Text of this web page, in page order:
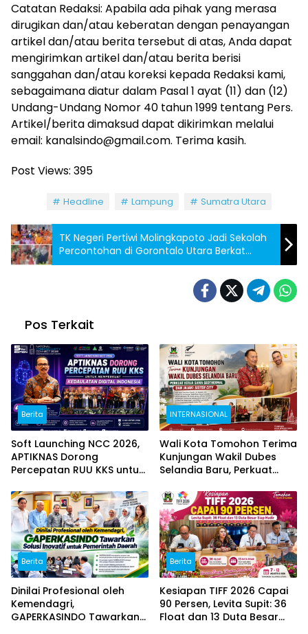
Catatan Redaksi: Apabila ada pihak yang merasa
dirugikan dan/atau keberatan dengan penayangan
artikel dan/atau berita tersebut di atas, Anda dapat
mengirimkan artikel dan/atau berita berisi
sanggahan dan/atau koreksi kepada Redaksi kami,
sebagaimana diatur dalam Pasal 1 ayat (11) dan (12)
Undang-Undang Nomor 40 tahun 1999 tentang Pers.
Artikel/berita dimaksud dapat dikirimkan melalui
email: kanalsindo@gmail.com. Terima kasih.
Post Views: 395
Headline Lampung Sumatra Utara
TK Negeri Pertiwi Molingkapoto Jadi Sekolah
Percontohan di Gorontalo Utara Berkat
Dedikasi Tenaga Pendidik
Pos Terkait
Berita
Soft Launching NCC 2026,
APTIKNAS Dorong
Percepatan RUU KKS untuk
Digital Indonesia
INTERNASIONAL
Wali Kota Tomohon Terima
Kunjungan Wakil Dubes
Selandia Baru, Perkuat
dan Jajaki Sister City
Berita
Dinilai Profesional oleh
Kemendagri,
GAPERKASINDO Tawarkan
Berita
Kesiapan TIFF 2026 Capai
90 Persen, Levita Supit: 36
Float dan 13 Duta Besar